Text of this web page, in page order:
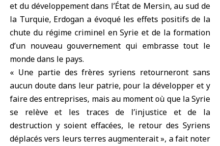
et du développement dans l’État de Mersin, au sud de
la Turquie, Erdogan a évoqué les effets positifs de la
chute du régime criminel en Syrie et de la formation
d’un nouveau gouvernement qui embrasse tout le
monde dans le pays.
« Une partie des frères syriens retourneront sans
aucun doute dans leur patrie, pour la développer et y
faire des entreprises, mais au moment où que la Syrie
se relève et les traces de l’injustice et de la
destruction y soient effacées, le retour des Syriens
déplacés vers leurs terres augmenterait », a fait noter